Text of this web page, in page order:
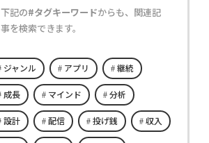
下記の#タグキーワードからも、関連記
事を検索できます。
ジャンル アプリ 継続
成長 マインド 分析
設計 配信 投げ銭 収入